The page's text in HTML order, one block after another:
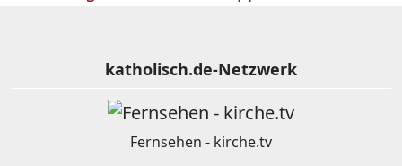
katholisch.de-Netzwerk
Fernsehen - kirche.tv